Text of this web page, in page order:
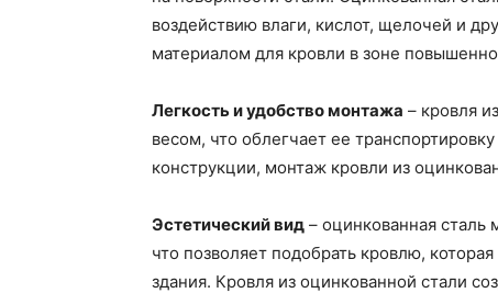
воздействию влаги, кислот, щелочей и
материалом для кровли в зоне
Легкость и удобство монтажа – кровля
весом, что облегчает ее
конструкции, монтаж кровли из
Эстетический вид – оцинкованная
что позволяет подобрать кровлю,
здания. Кровля из оцинкованной стали